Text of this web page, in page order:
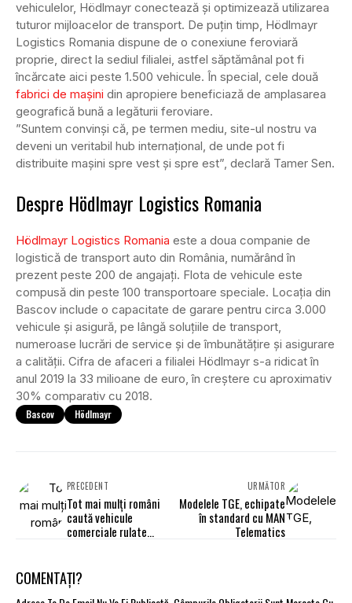
vehiculelor, Hödlmayr conectează și optimizează utilizarea
tuturor mijloacelor de transport. De puțin timp, Hödlmayr
Logistics Romania dispune de o conexiune feroviară
proprie, direct la sediul filialei, astfel săptămânal pot fi
încărcate aici peste 1.500 vehicule. În special, cele două
fabrici de mașini din apropiere beneficiază de amplasarea
geografică bună a legăturii feroviare.
”Suntem convinși că, pe termen mediu, site-ul nostru va
deveni un veritabil hub internațional, de unde pot fi
distribuite mașini spre vest și spre est”, declară Tamer Sen.
Despre Hödlmayr Logistics Romania
Hödlmayr Logistics Romania este a doua companie de
logistică de transport auto din România, numărând în
prezent peste 200 de angajați. Flota de vehicule este
compusă din peste 100 transportoare speciale. Locația din
Bascov include o capacitate de garare pentru circa 3.000
vehicule și asigură, pe lângă soluțiile de transport,
numeroase lucrări de service și de îmbunătățire și asigurare
a calității. Cifra de afaceri a filialei Hödlmayr s-a ridicat în
anul 2019 la 33 milioane de euro, în creștere cu aproximativ
30% comparativ cu 2018.
Bascov Hödlmayr
PRECEDENT
Tot mai mulți români
caută vehicule
comerciale rulate
URMĂTOR
Modelele TGE, echipate
în standard cu MAN
Telematics
COMENTAȚI?